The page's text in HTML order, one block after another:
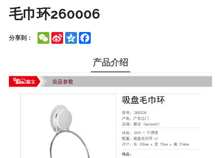
毛巾环260006
分享到： WeChatSina
Weibo
Qzone
产品介绍